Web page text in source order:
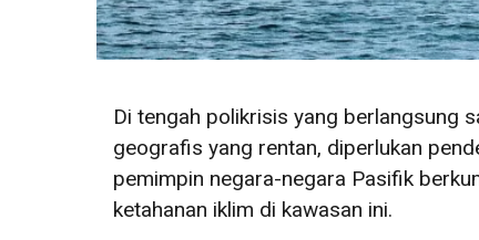
Di tengah polikrisis yang berlangsung
geografis yang rentan, diperlukan
pemimpin negara-negara Pasifik
ketahanan iklim di kawasan ini.